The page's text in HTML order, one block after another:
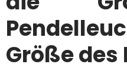
Größe des